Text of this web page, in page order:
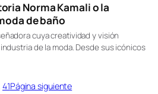
Norma Kamali o la
de baño
cuya creatividad y visión
de la moda. Desde sus icónicos
41Página siguiente